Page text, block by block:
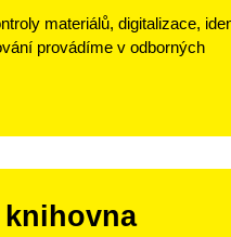
materiálů, digitalizace,
provádíme v odborných